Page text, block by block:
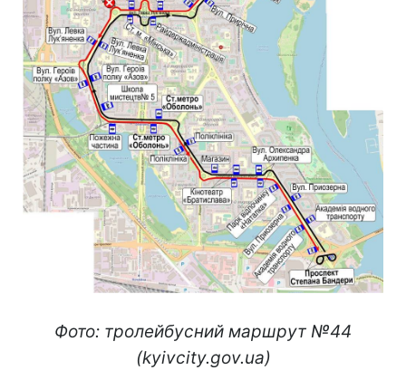
Фото: тролейбусний маршрут №44
(kyivcity.gov.ua)